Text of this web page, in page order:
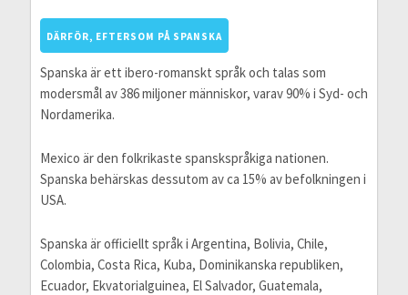
DÄRFÖR, EFTERSOM PÅ SPANSKA
Spanska är ett ibero-romanskt språk och talas som
modersmål av 386 miljoner människor, varav 90% i Syd- och
Nordamerika.
Mexico är den folkrikaste spanskspråkiga nationen.
Spanska behärskas dessutom av ca 15% av befolkningen i
USA.
Spanska är officiellt språk i Argentina, Bolivia, Chile,
Colombia, Costa Rica, Kuba, Dominikanska republiken,
Ecuador, Ekvatorialguinea, El Salvador, Guatemala,